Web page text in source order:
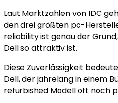
Laut Marktzahlen von IDC
den drei größten pc-
reliability ist genau der
Dell so attraktiv ist.
Diese Zuverlässigkeit
Dell, der jahrelang in einem
refurbished Modell oft noch